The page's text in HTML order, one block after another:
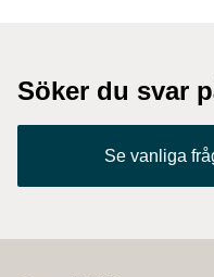
Söker du svar
Se vanliga